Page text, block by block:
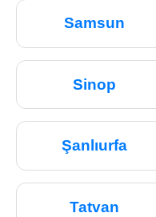
Samsun
Sinop
Şanlıurfa
Tatvan